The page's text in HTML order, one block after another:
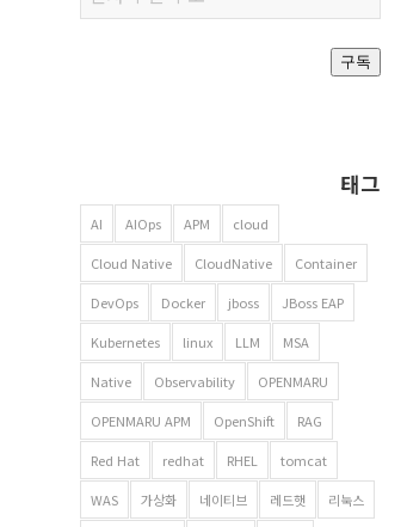
우편
주소
구독
태그
AI AIOps APM cloud
Cloud Native CloudNative Container
DevOps Docker jboss JBoss EAP
Kubernetes linux LLM MSA
Native Observability OPENMARU
OPENMARU APM OpenShift RAG
Red Hat redhat RHEL tomcat
WAS 가상화 네이티브 레드햇 리눅스